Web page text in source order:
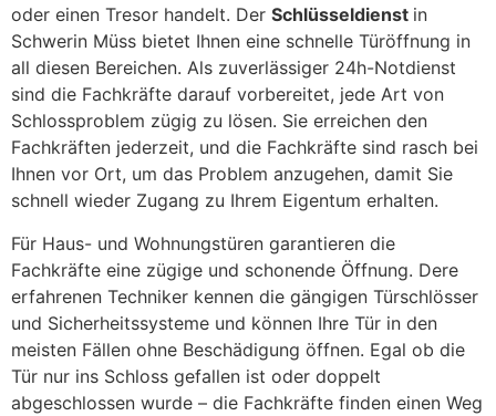
oder einen Tresor handelt. Der Schlüsseldienst in
Schwerin Müss bietet Ihnen eine schnelle Türöffnung in
all diesen Bereichen. Als zuverlässiger 24h-Notdienst
sind die Fachkräfte darauf vorbereitet, jede Art von
Schlossproblem zügig zu lösen. Sie erreichen den
Fachkräften jederzeit, und die Fachkräfte sind rasch bei
Ihnen vor Ort, um das Problem anzugehen, damit Sie
schnell wieder Zugang zu Ihrem Eigentum erhalten.
Für Haus- und Wohnungstüren garantieren die
Fachkräfte eine zügige und schonende Öffnung. Dere
erfahrenen Techniker kennen die gängigen Türschlösser
und Sicherheitssysteme und können Ihre Tür in den
meisten Fällen ohne Beschädigung öffnen. Egal ob die
Tür nur ins Schloss gefallen ist oder doppelt
abgeschlossen wurde – die Fachkräfte finden einen Weg